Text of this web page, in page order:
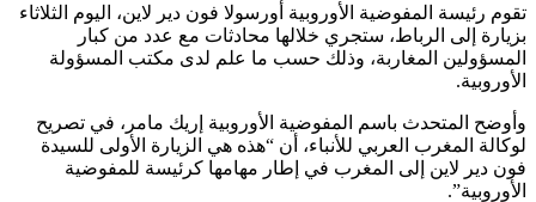
تقوم رئيسة المفوضية الأوروبية أورسولا فون دير لاين، اليوم الثلاثاء
بزيارة إلى الرباط، ستجري خلالها محادثات مع عدد من كبار
المسؤولين المغاربة، وذلك حسب ما علم لدى مكتب المسؤولة
الأوروبية.
وأوضح المتحدث باسم المفوضية الأوروبية إريك مامر، في تصريح
لوكالة المغرب العربي للأنباء، أن “هذه هي الزيارة الأولى للسيدة
فون دير لاين إلى المغرب في إطار مهامها كرئيسة للمفوضية
الأوروبية”.